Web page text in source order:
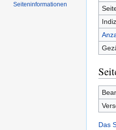
Das
Seiten­informationen